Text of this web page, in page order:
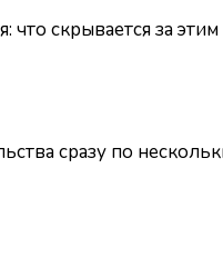
скрывается за
сразу по